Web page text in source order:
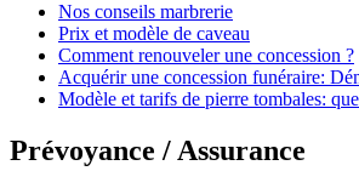
Nos conseils marbrerie
Prix et modèle de caveau
Comment renouveler une concession ?
Acquérir une concession funéraire:
Modèle et tarifs de pierre tombales:
Prévoyance / Assurance